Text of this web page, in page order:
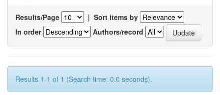
Results/Page | Sort items by
In order
Authors/record
Results 1-1 of 1 (Search time: 0.0 seconds).